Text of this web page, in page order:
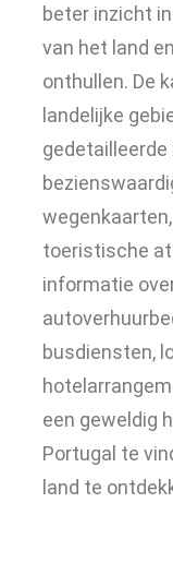
beter inzicht
van het land
onthullen. De
landelijke
toeristische
informatie
busdiensten,
een geweldig
Portugal te
land te